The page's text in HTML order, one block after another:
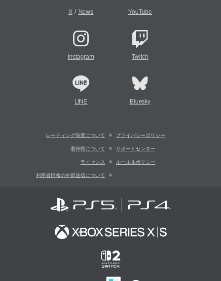
X/ News YouTube
Instagram Twitch
LINE Bluesky
レーティング制度について プライバシーポリシー
著作権について サポートセンター
ライセンス ルール＆ポリシー
利用者情報の外部送信について